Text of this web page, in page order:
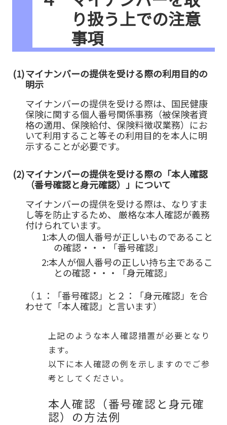
り扱う上での注意
事項
(1)マイナンバーの提供を受ける際の利用目的の
明示
マイナンバーの提供を受ける際は、国民健康
保険に関する個人番号関係事務（被保険者資
格の適用、保険給付、保険料徴収業務）にお
いて利用すること等その利用目的を本人に明
示することが必要です。
(2)マイナンバーの提供を受ける際の「本人確認
（番号確認と身元確認）」について
マイナンバーの提供を受ける際は、なりすま
し等を防止するため、 厳格な本人確認が義務
付けられています。
本人の個人番号が正しいものであること
の確認・・・「番号確認」
本人が個人番号の正しい持ち主であるこ
との確認・・・「身元確認」
（１：「番号確認」と２：「身元確認」を合
わせて「本人確認」と言います）
上記のような本人確認措置が必要となり
ます。
以下に本人確認の例を示しますのでご参
考としてください。
本人確認（番号確認と身元確
認）の方法例